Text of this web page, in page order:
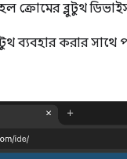
ক্রোমের ব্লুটুথ
ব্যবহার করার সাথে